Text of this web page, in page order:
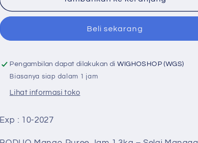
Mango
1.3kg
Selai
Mangga
dengan
Lembut
Mango
1.3kg
Selai
Mangga
dengan
Beli sekarang
Pengambilan dapat dilakukan diWIGHOSHOP (WGS)
Biasanya siap dalam 1 jam
Lihat informasi toko
Exp : 10-2027